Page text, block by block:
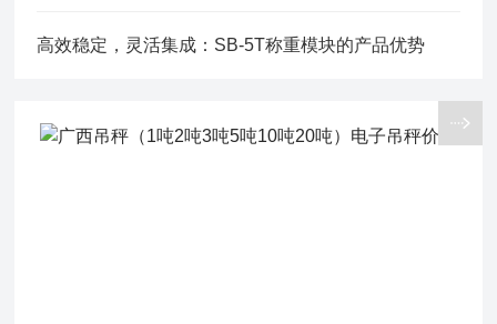
高效稳定，灵活集成：SB-5T称重模块的产品优势